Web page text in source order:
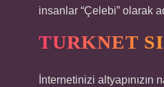
insanlar “Çelebi” olarak
TURKNET
İnternetinizi altyapınızın